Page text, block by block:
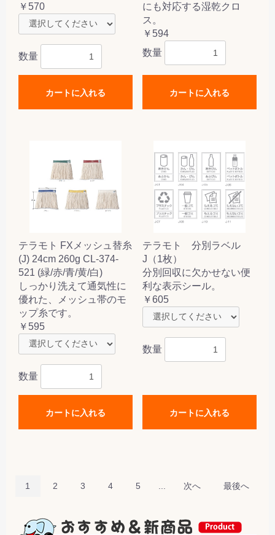
￥570
数量
カートに入れる
にも対応する湿乾クロ
ス。
￥594
数量
カートに入れる
テラモト FXメッシュ替糸
(J) 24cm 260g CL-374-
521 (緑/赤/青/黄/白)
しっかり洗えて通気性に
優れた、メッシュ帯のモ
ップ糸です。
￥595
数量
カートに入れる
テラモト 分別ラベル
J（1枚）
分別回収に欠かせない便
利な表示シール。
￥605
数量
カートに入れる
1 2 3 4 5 次へ 最後へ